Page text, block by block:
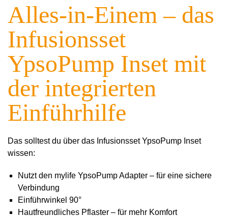
Alles-in-Einem – das
Infusionsset
YpsoPump Inset mit
der integrierten
Einführhilfe
Das solltest du über das Infusionsset YpsoPump Inset
wissen:
Nutzt den mylife YpsoPump Adapter – für eine sichere
Verbindung
Einführwinkel 90°
Hautfreundliches Pflaster – für mehr Komfort